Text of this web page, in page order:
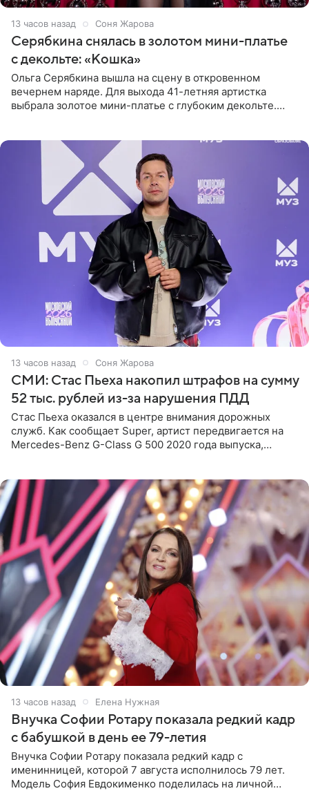
13 часов назад Соня Жарова
Серябкина снялась в золотом мини-платье
с декольте: «Кошка»
Ольга Серябкина вышла на сцену в откровенном
вечернем наряде. Для выхода 41-летняя артистка
выбрала золотое мини-платье с глубоким декольте.
13 часов назад Соня Жарова
СМИ: Стас Пьеха накопил штрафов на сумму
52 тыс. рублей из-за нарушения ПДД
Стас Пьеха оказался в центре внимания дорожных
служб. Как сообщает Super, артист передвигается на
Mercedes-Benz G-Class G 500 2020 года выпуска,
13 часов назад Елена Нужная
Внучка Софии Ротару показала редкий кадр
с бабушкой в день ее 79-летия
Внучка Софии Ротару показала редкий кадр с
именинницей, которой 7 августа исполнилось 79 лет.
Модель София Евдокименко поделилась на личной